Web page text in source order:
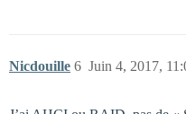
Nicdouille Juin 4, 2017,
6